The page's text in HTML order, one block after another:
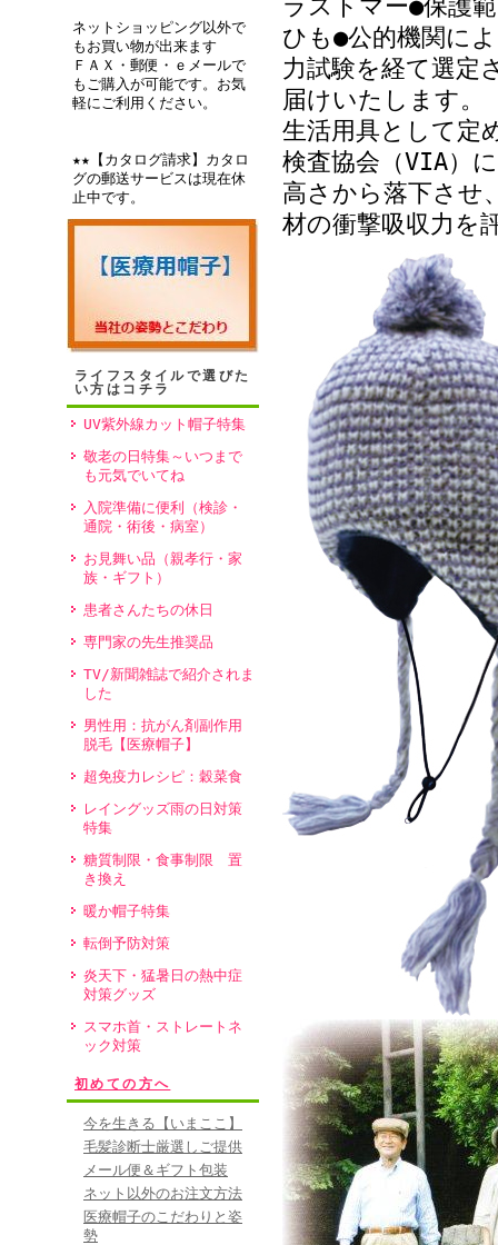
ネットショッピング以外で
もお買い物が出来ます
ＦＡＸ・郵便・ｅメールで
もご購入が可能です。お気
軽にご利用ください。
★★【カタログ請求】カタロ
グの郵送サービスは現在休
止中です。
ライフスタイルで選びた
い方はコチラ
UV紫外線カット帽子特集
敬老の日特集～いつまで
も元気でいてね
入院準備に便利（検診・
通院・術後・病室）
お見舞い品（親孝行・家
族・ギフト）
患者さんたちの休日
専門家の先生推奨品
TV/新聞雑誌で紹介されま
した
男性用：抗がん剤副作用
脱毛【医療帽子】
超免疫力レシピ：穀菜食
レイングッズ雨の日対策
特集
糖質制限・食事制限 置
き換え
暖か帽子特集
転倒予防対策
炎天下・猛暑日の熱中症
対策グッズ
スマホ首・ストレートネ
ック対策
初めての方へ
今を生きる【いまここ】
毛髪診断士厳選しご提供
メール便＆ギフト包装
ネット以外のお注文方法
医療帽子のこだわりと姿
勢
ラストマー●保護
ひも●公的機関に
力試験を経て選定
届けいたします。
生活用具として定
検査協会（VIA）
高さから落下させ
材の衝撃吸収力を